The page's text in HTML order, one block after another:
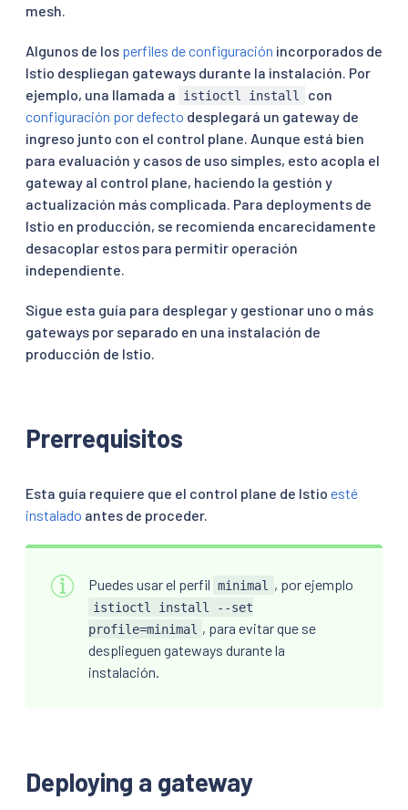
mesh.
Algunos de los perfiles de configuración incorporados de
Istio despliegan gateways durante la instalación. Por
ejemplo, una llamada a
istioctl install
con
configuración por defecto desplegará un gateway de
ingreso junto con el control plane. Aunque está bien
para evaluación y casos de uso simples, esto acopla el
gateway al control plane, haciendo la gestión y
actualización más complicada. Para deployments de
Istio en producción, se recomienda encarecidamente
desacoplar estos para permitir operación
independiente.
Sigue esta guía para desplegar y gestionar uno o más
gateways por separado en una instalación de
producción de Istio.
Prerrequisitos
Esta guía requiere que el control plane de Istio esté
instalado antes de proceder.
Puedes usar el perfil minimal , por ejemplo
istioctl install --set
profile=minimal , para evitar que se
desplieguen gateways durante la
instalación.
Deploying a gateway